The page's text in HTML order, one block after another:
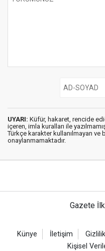
UYARI: Küfür, hakaret, rencide
içeren, imla kuralları ile
Türkçe karakter kullanılmayan ve
onaylanmamaktadır.
Gazete
Künye İletişim
Kişisel